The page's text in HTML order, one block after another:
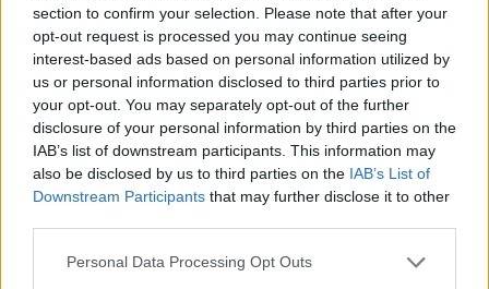
section to confirm your selection. Please note that after your
opt-out request is processed you may continue seeing
interest-based ads based on personal information utilized by
us or personal information disclosed to third parties prior to
your opt-out. You may separately opt-out of the further
disclosure of your personal information by third parties on the
IAB’s list of downstream participants. This information may
also be disclosed by us to third parties on the IAB’s List of
Downstream Participants that may further disclose it to other
Personal Data Processing Opt Outs
Γονείς και ιδιοκτήτης του beach bar στη
φημισμένη παραλία της Πάρου
αντιμετωπίζουν κατηγορίες μετά τον
πνιγμό του μικρού παιδιού σε πισίνα - ο
ιδιοκτήτης, δηλωμένος ως
ναυαγοσώστης, παραπέμπεται στον
εισαγγελέα
Τροχαίο στη λεωφόρο
Αθηνών‑Σουνίου: Αναστροφή ΙΧ
συνέτριψε μηχανή της ΔΙΑΣ ‑